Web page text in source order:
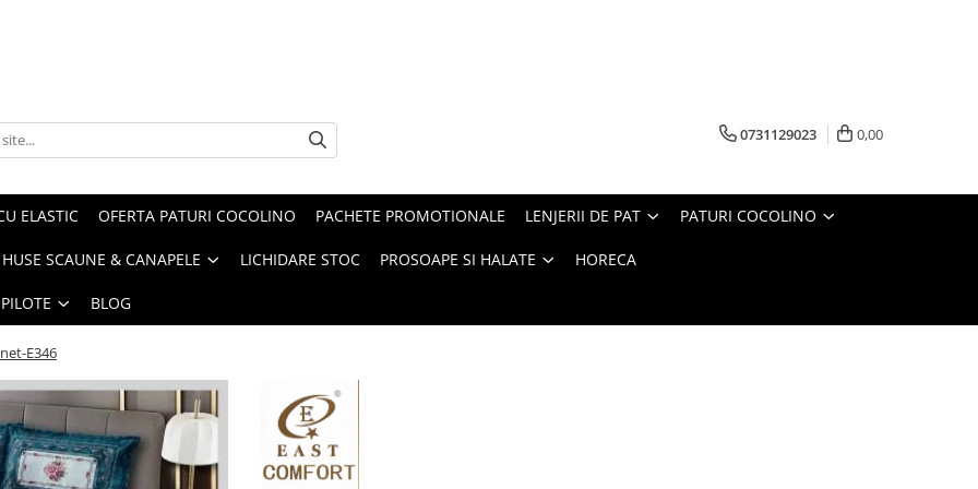
0731129023 0,00
ELASTIC OFERTA PATURI COCOLINO PACHETE PROMOTIONALE LENJERII DE PAT PATURI COCOLINO
HUSE SCAUNE & CANAPELE LICHIDARE STOC PROSOAPE SI HALATE HORECA
BLOG
E346